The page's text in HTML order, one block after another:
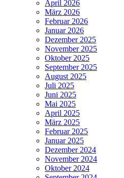
April 2026
März 2026
Februar 2026
Januar 2026
Dezember 2025
November 2025
Oktober 2025
September 2025
August 2025
Juli 2025
Juni 2025
Mai 2025
April 2025
März 2025
Februar 2025
Januar 2025
Dezember 2024
November 2024
Oktober 2024